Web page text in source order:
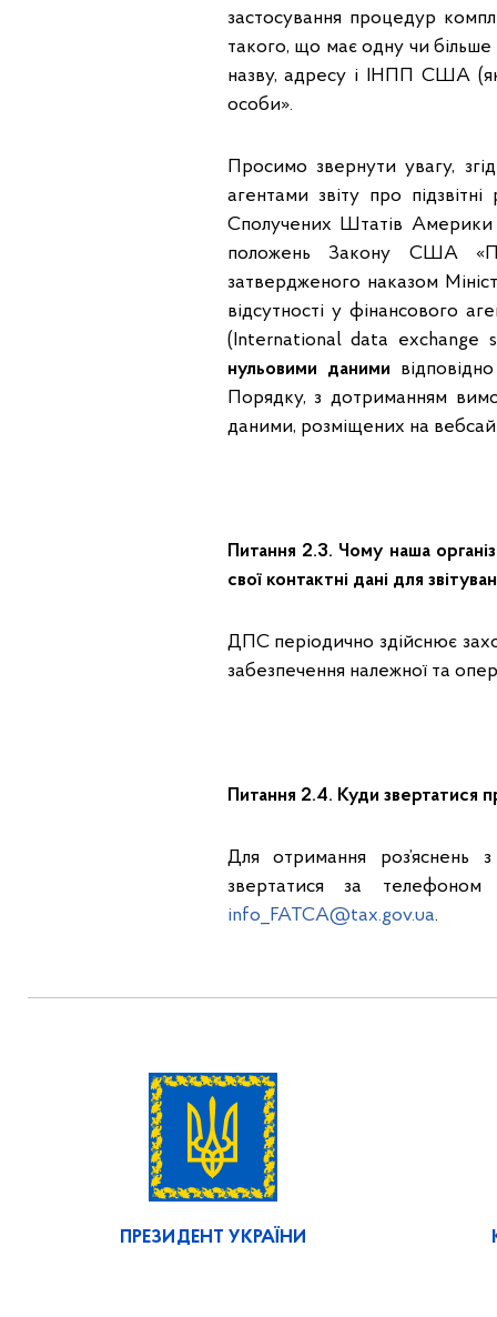
застосування процедур
такого, що має одну чи
назву, адресу і ІНПП США
особи».
Просимо звернути увагу,
агентами звіту про
Сполучених Штатів Америки
положень Закону США
затвердженого наказом
відсутності у фінансового
(International data exchange
нульовими даними
Порядку, з дотриманням
даними, розміщених на
Питання 2.3. Чому наша
свої контактні дані для
ДПС періодично здійснює
забезпечення належної та
Питання 2.4. Куди звертатися
Для отримання роз’яснень
звертатися за
info_FATCA@tax.gov.ua.
ПРЕЗИДЕНТ УКРАЇНИ